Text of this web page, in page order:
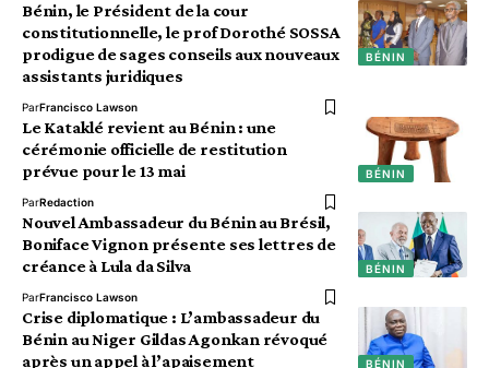
BÉNIN
Bénin, le Président de la cour
constitutionnelle, le prof Dorothé SOSSA
prodigue de sages conseils aux nouveaux
assistants juridiques
ParFrancisco Lawson
BÉNIN
Le Kataklé revient au Bénin : une
cérémonie officielle de restitution
prévue pour le 13 mai
ParRedaction
BÉNIN
Nouvel Ambassadeur du Bénin au Brésil,
Boniface Vignon présente ses lettres de
créance à Lula da Silva
ParFrancisco Lawson
BÉNIN
Crise diplomatique : L’ambassadeur du
Bénin au Niger Gildas Agonkan révoqué
après un appel à l’apaisement